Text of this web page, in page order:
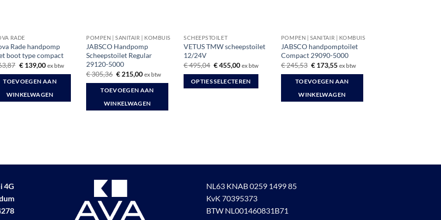
RADE
Rade handpomp
boot type compact
Oorspronkelijke
was:
€ 163,87.
€139,00Huidige
is:
€ 139,00.
ex btw
TOEVOEGEN AAN
WINKELWAGEN
POMPEN | SANITAIR | KOMBUIS
JABSCO Handpomp
Scheepstoilet Regular
29120-5000
€305,36 Oorspronkelijke
was:
€ 305,36.
€ 215,00Huidige
is:
€ 215,00.
ex btw
TOEVOEGEN AAN
WINKELWAGEN
SCHEEPSTOILET
VETUS TMW scheepstoilet
12/24V
€495,04 Oorspronkelijke
was:
€ 495,04.
€455,00Huidige
is:
€ 455,00.
ex btw
OPTIES SELECTEREN
gekozen
worden
POMPEN | SANITAIR | KOMBUIS
JABSCO handpomptoilet
Compact 29090-5000
€245,53 Oorspronkelijke
was:
€ 245,53.
€ 173,55Huidige
is:
€ 173,55.
ex btw
TOEVOEGEN AAN
WINKELWAGEN
4G
NL63 KNAB 0259 1499 85
KvK 70395373
BTW NL001460831B71